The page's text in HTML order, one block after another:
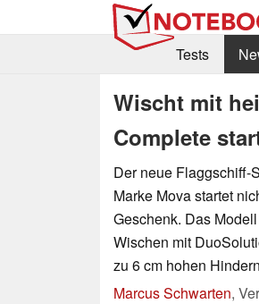
Tests
Wischt mit
Complete
Der neue Flaggschiff-
Marke Mova startet
Geschenk. Das
Wischen mit
zu 6 cm hohen
Marcus Schwarten,